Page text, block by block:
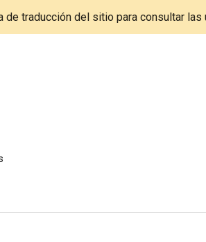
de traducción del sitio para consultar